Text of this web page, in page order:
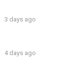
3 days ago
4 days ago